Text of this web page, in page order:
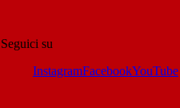
Seguici su
InstagramFacebookYouTube